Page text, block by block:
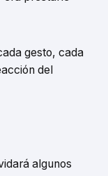
gesto, cada
del
algunos